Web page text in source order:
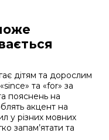
дітям та дорослим
та «for» за
пояснень на
акцент на
у різних мовних
запам’ятати та